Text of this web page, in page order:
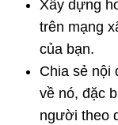
Xây dựng
trên mạng
của bạn.
Chia sẻ nội
về nó, đặc
người theo